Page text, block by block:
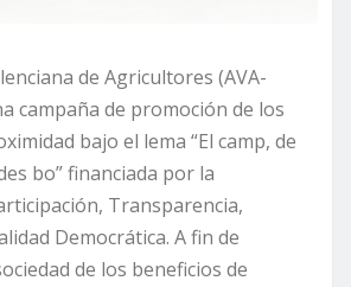
de Agricultores (AVA-
campaña de promoción de los
bajo el lema “El camp, de
bo” financiada por la
Transparencia,
Democrática. A fin de
de los beneficios de